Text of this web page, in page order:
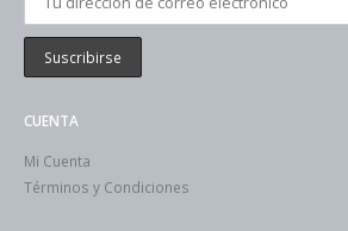
CUENTA
Mi Cuenta
Términos y Condiciones